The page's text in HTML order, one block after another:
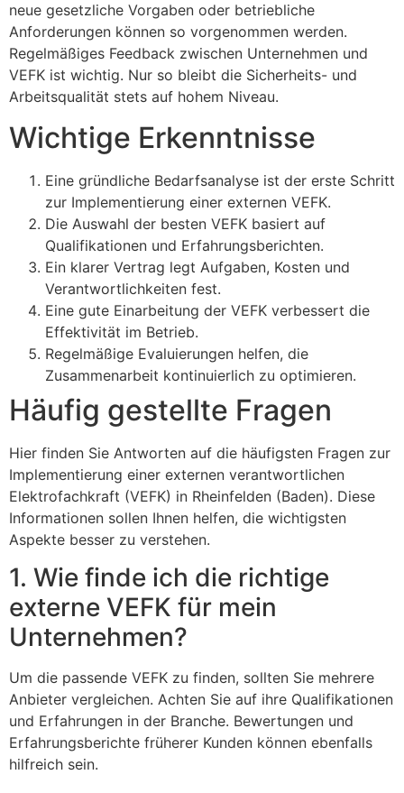
neue gesetzliche Vorgaben oder betriebliche
Anforderungen können so vorgenommen werden.
Regelmäßiges Feedback zwischen Unternehmen und
VEFK ist wichtig. Nur so bleibt die Sicherheits- und
Arbeitsqualität stets auf hohem Niveau.
Wichtige Erkenntnisse
Eine gründliche Bedarfsanalyse ist der erste Schritt
zur Implementierung einer externen VEFK.
Die Auswahl der besten VEFK basiert auf
Qualifikationen und Erfahrungsberichten.
Ein klarer Vertrag legt Aufgaben, Kosten und
Verantwortlichkeiten fest.
Eine gute Einarbeitung der VEFK verbessert die
Effektivität im Betrieb.
Regelmäßige Evaluierungen helfen, die
Zusammenarbeit kontinuierlich zu optimieren.
Häufig gestellte Fragen
Hier finden Sie Antworten auf die häufigsten Fragen zur
Implementierung einer externen verantwortlichen
Elektrofachkraft (VEFK) in Rheinfelden (Baden). Diese
Informationen sollen Ihnen helfen, die wichtigsten
Aspekte besser zu verstehen.
1. Wie finde ich die richtige
externe VEFK für mein
Unternehmen?
Um die passende VEFK zu finden, sollten Sie mehrere
Anbieter vergleichen. Achten Sie auf ihre Qualifikationen
und Erfahrungen in der Branche. Bewertungen und
Erfahrungsberichte früherer Kunden können ebenfalls
hilfreich sein.